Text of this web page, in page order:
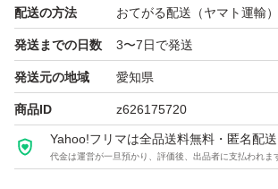
通常より深煎りで香ばしいカシューナッ
ます^ ^
★全てご注文いただいてから袋詰いたし
ナッツをお届けいたします^ - ^
★チャック付き袋でのお届けですので、
配送の方法 おてがる配送（ヤマト運輸）
発送までの日数 3〜7日で発送
発送元の地域 愛知県
商品ID z626175720
Yahoo!フリマは全品送料無料・匿名配送
代金は運営が一旦預かり、評価後、出品者に支払われま